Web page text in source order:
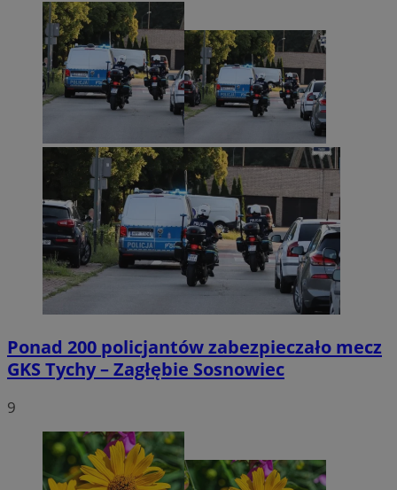
Ponad 200 policjantów zabezpieczało mecz
GKS Tychy – Zagłębie Sosnowiec
9